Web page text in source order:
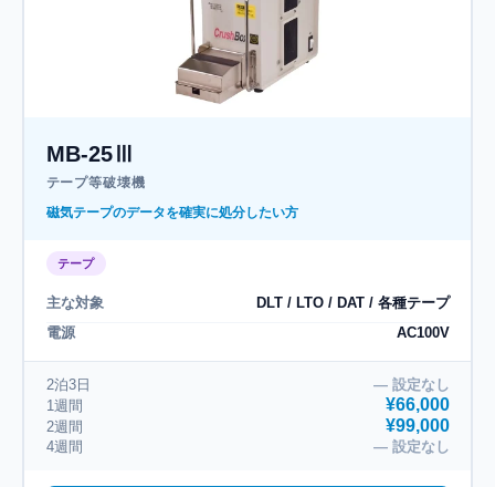
MB-25Ⅲ
テープ等破壊機
磁気テープのデータを確実に処分したい方
テープ
主な対象
DLT / LTO / DAT / 各種テープ
電源
AC100V
2泊3日
― 設定なし
1週間
¥66,000
2週間 ¥99,000
4週間 ― 設定なし